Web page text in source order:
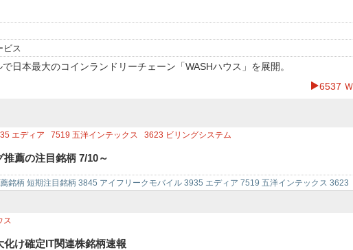
ビス
日本最大のコインランドリーチェーン「WASHハウス」を展開。
6537
エディア 7519 五洋インテックス 3623 ビリングシステム
4355
ン 3968セグエグループ
ど 2121ミクシィ 3140 イデアインターナショナル 2351 ASJ
薦の注目銘柄 7/10～
銘柄 短期注目銘柄 3845 アイフリークモバイル 3935 エディア 7519 五洋インテックス 3623
ス
け確定IT関連株銘柄速報